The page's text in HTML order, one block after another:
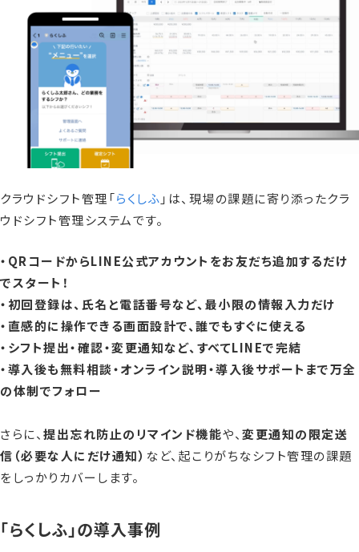
クラウドシフト管理「らくしふ 」は、現場の課題に寄り添ったクラ
ウドシフト管理システムです。
・QRコードからLINE公式アカウントをお友だち追加するだけ
でスタート！
・初回登録は、氏名と電話番号など、最小限の情報入力だけ
・直感的に操作できる画面設計で、誰でもすぐに使える
・シフト提出・確認・変更通知など、すべてLINEで完結
・導入後も無料相談・オンライン説明・導入後サポートまで万全
の体制でフォロー
さらに、提出忘れ防止のリマインド機能や、変更通知の限定送
信（必要な人にだけ通知） など、起こりがちなシフト管理の課題
をしっかりカバーします。
「らくしふ」の導入事例